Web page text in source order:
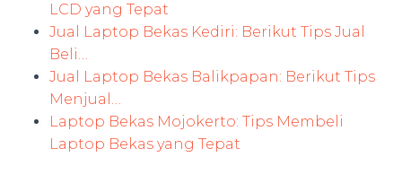
LCD yang Tepat
Jual Laptop Bekas Kediri: Berikut Tips Jual
Beli…
Jual Laptop Bekas Balikpapan: Berikut Tips
Menjual…
Laptop Bekas Mojokerto: Tips Membeli
Laptop Bekas yang Tepat